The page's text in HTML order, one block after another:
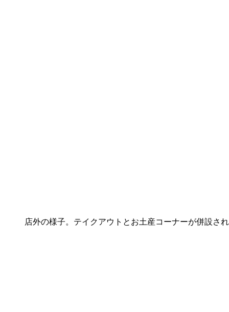
店外の様子。テイクアウトとお土産コーナーが併設さ